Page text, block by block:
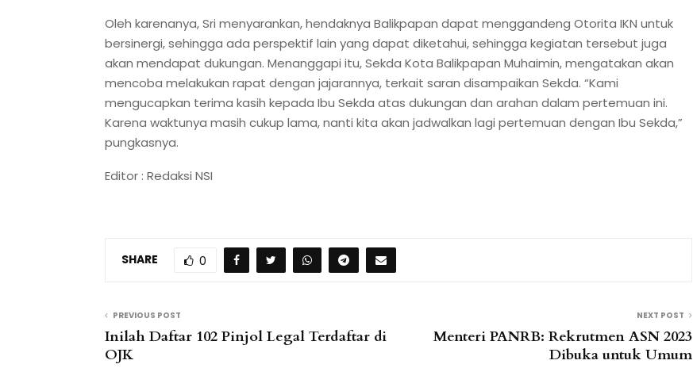
Oleh karenanya, Sri menyarankan, hendaknya Balikpapan dapat menggandeng Otorita IKN untuk
bersinergi, sehingga ada perspektif lain yang dapat diketahui, sehingga kegiatan tersebut juga
akan mendapat dukungan. Menanggapi itu, Sekda Kota Balikpapan Muhaimin, mengatakan akan
mencoba melakukan rapat dengan jajarannya, terkait saran disampaikan Sekda. “Kami
mengucapkan terima kasih kepada Ibu Sekda atas dukungan dan arahan dalam pertemuan ini.
Karena waktunya masih cukup lama, nanti kita akan jadwalkan lagi pertemuan dengan Ibu Sekda,”
pungkasnya.
Editor : Redaksi NSI
SHARE 0
PREVIOUS POST
Inilah Daftar 102 Pinjol Legal Terdaftar di
OJK
NEXT POST
Menteri PANRB: Rekrutmen ASN 2023
Dibuka untuk Umum